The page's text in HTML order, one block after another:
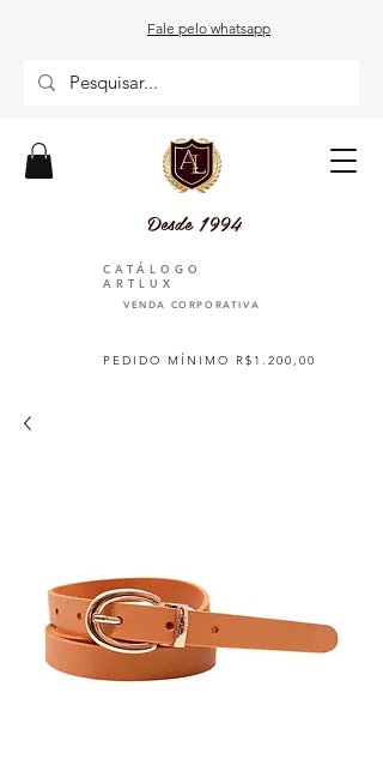
Fale pelo whatsapp
Desde 1994
PEDIDO MÍNIMO R$1.200,00
CATÁLOGO
ARTLUX
VENDA CORPORATIVA